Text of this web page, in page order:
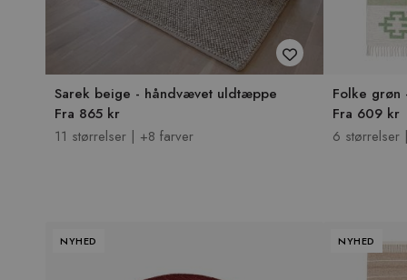
Sarek beige - håndvævet uldtæppe
Fra 865 kr
11 størrelser | +8 farver
Folke
Fra 609 kr
6 størrelser
NYHED NYHED